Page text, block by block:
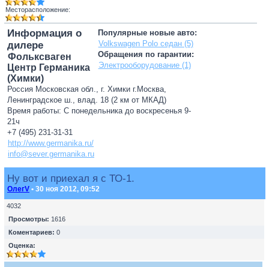
Месторасположение:
Популярные новые авто:
Volkswagen Polo седан (5)
Обращения по гарантии:
Электрооборудование (1)
Информация о
дилере
Фольксваген
Центр Германика
(Химки)
Россия Московская обл., г. Химки г.Москва,
Ленинградское ш., влад. 18 (2 км от МКАД)
Время работы: С понедельника до воскресенья 9-
21ч
+7 (495) 231-31-31
http://www.germanika.ru/
info@sever.germanika.ru
Ну вот и приехал я с ТО-1.
ОлегV • 30 ноя 2012, 09:52
4032
Просмотры: 1616
Коментариев: 0
Оценка: